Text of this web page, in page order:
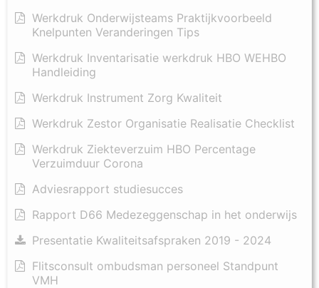
Werkdruk Onderwijsteams Praktijkvoorbeeld
Knelpunten Veranderingen Tips
Werkdruk Inventarisatie werkdruk HBO WEHBO
Handleiding
Werkdruk Instrument Zorg Kwaliteit
Werkdruk Zestor Organisatie Realisatie Checklist
Werkdruk Ziekteverzuim HBO Percentage
Verzuimduur Corona
Adviesrapport studiesucces
Rapport D66 Medezeggenschap in het onderwijs
Presentatie Kwaliteitsafspraken 2019 - 2024
Flitsconsult ombudsman personeel Standpunt
VMH